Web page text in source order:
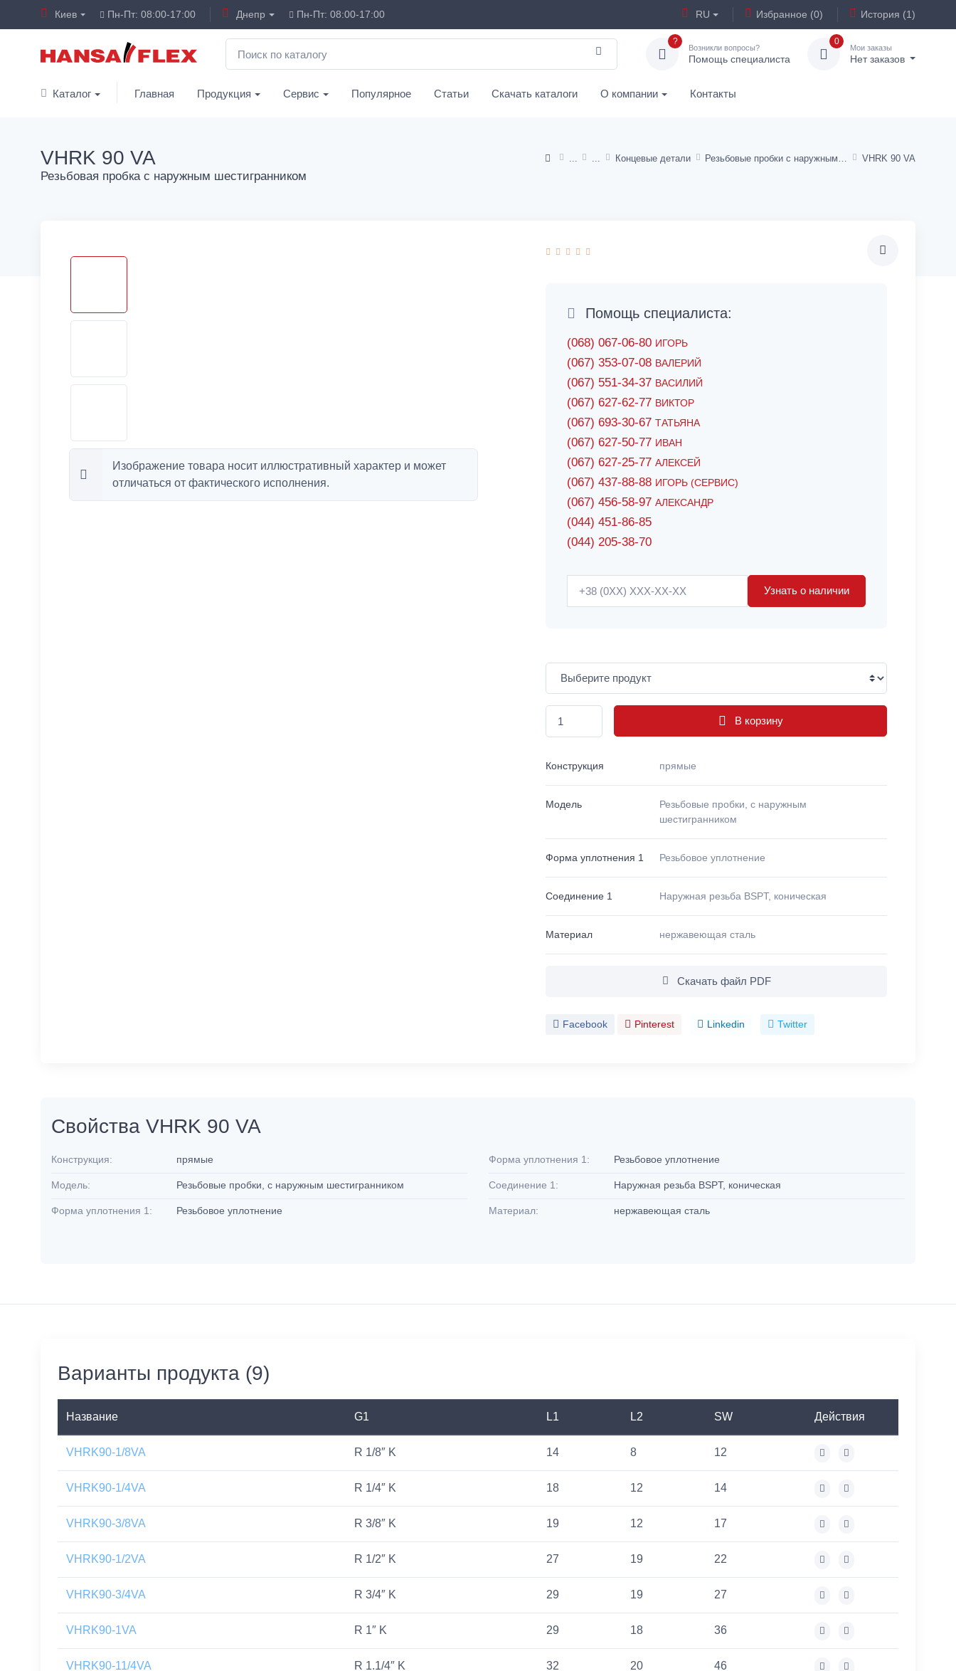
Киев Пн-Пт: 08:00-17:00 Днепр Пн-Пт: 08:00-17:00 RU Избранное (0) История (1)
?
Возникли вопросы?
Помощь специалиста
0
Мои заказы
Нет заказов
Каталог Главная Продукция Сервис Популярное Статьи Скачать каталоги О компании Контакты
Концевые детали Резьбовые пробки с наружным шестигранником VHRK 90 VA
VHRK 90 VA
Резьбовая пробка с наружным шестигранником
Изображение товара носит иллюстративный характер и может
отличаться от фактического исполнения.
Помощь специалиста:
(068) 067-06-80 ИГОРЬ
(067) 353-07-08 ВАЛЕРИЙ
(067) 551-34-37 ВАСИЛИЙ
(067) 627-62-77 ВИКТОР
(067) 693-30-67 ТАТЬЯНА
(067) 627-50-77 ИВАН
(067) 627-25-77 АЛЕКСЕЙ
(067) 437-88-88 ИГОРЬ (СЕРВИС)
(067) 456-58-97 АЛЕКСАНДР
(044) 451-86-85
(044) 205-38-70
Узнать о наличии
В корзину
Конструкция прямые
Модель
Резьбовые пробки, с наружным
шестигранником
Форма уплотнения 1 Резьбовое уплотнение
Соединение 1 Наружная резьба BSPT, коническая
Материал нержавеющая сталь
Скачать файл PDF
Facebook Pinterest Linkedin Twitter
Свойства VHRK 90 VA
Конструкция: прямые
Модель: Резьбовые пробки, с наружным шестигранником
Форма уплотнения 1: Резьбовое уплотнение
Форма уплотнения 1: Резьбовое уплотнение
Соединение 1: Наружная резьба BSPT, коническая
Материал: нержавеющая сталь
Варианты продукта (9)
Название G1 L1 L2 SW Действия
VHRK90-1/8VA R 1/8″ K 14 8 12
VHRK90-1/4VA R 1/4″ K 18 12 14
VHRK90-3/8VA R 3/8″ K 19 12 17
VHRK90-1/2VA R 1/2″ K 27 19 22
VHRK90-3/4VA R 3/4″ K 29 19 27
VHRK90-1VA R 1″ K 29 18 36
VHRK90-11/4VA R 1.1/4″ K 32 20 46